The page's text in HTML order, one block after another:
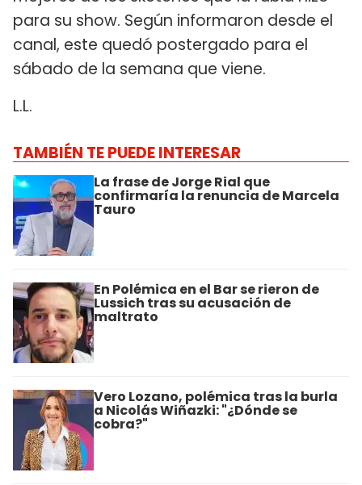
para su show. Según informaron desde el
canal, este quedó postergado para el
sábado de la semana que viene.
L.L.
TAMBIÉN TE PUEDE INTERESAR
La frase de Jorge Rial que
confirmaría la renuncia de Marcela
Tauro
En Polémica en el Bar se rieron de
Lussich tras su acusación de
maltrato
Vero Lozano, polémica tras la burla
a Nicolás Wiñazki: "¿Dónde se
cobra?"